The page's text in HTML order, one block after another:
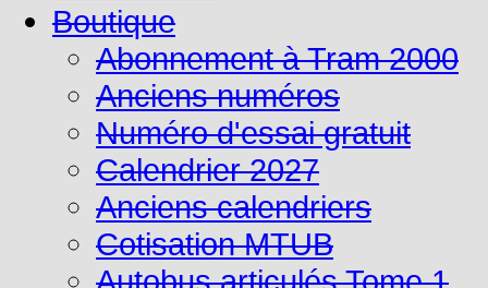
Boutique
Abonnement à Tram 2000
Anciens numéros
Numéro d'essai gratuit
Calendrier 2027
Anciens calendriers
Cotisation MTUB